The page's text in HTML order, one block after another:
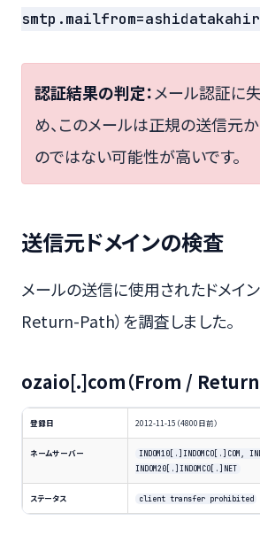
認証結果の判定：メール認証に
め、このメールは正規の送信元
のではない可能性が高いです。
送信元ドメインの検査
メールの送信に使用されたドメイ
Return-Path）を調査しました。
ozaio[.]com（From / Return-
登録日 2012-11-15（4800日前）
ネームサーバー
INDOM10[.]INDOMCO[.]COM,
INDOM20[.]INDOMCO[.]NET
ステータス client transfer prohibited